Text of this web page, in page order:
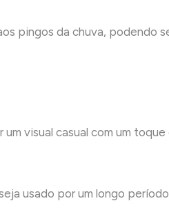
pingos da chuva, podendo
visual casual com um toque
usado por um longo